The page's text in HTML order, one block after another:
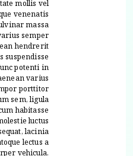
mollis vel
venenatis
massa
semper
hendrerit
suspendisse
potenti in
varius
porttitor
sem, ligula
habitasse
luctus
lacinia
lectus a